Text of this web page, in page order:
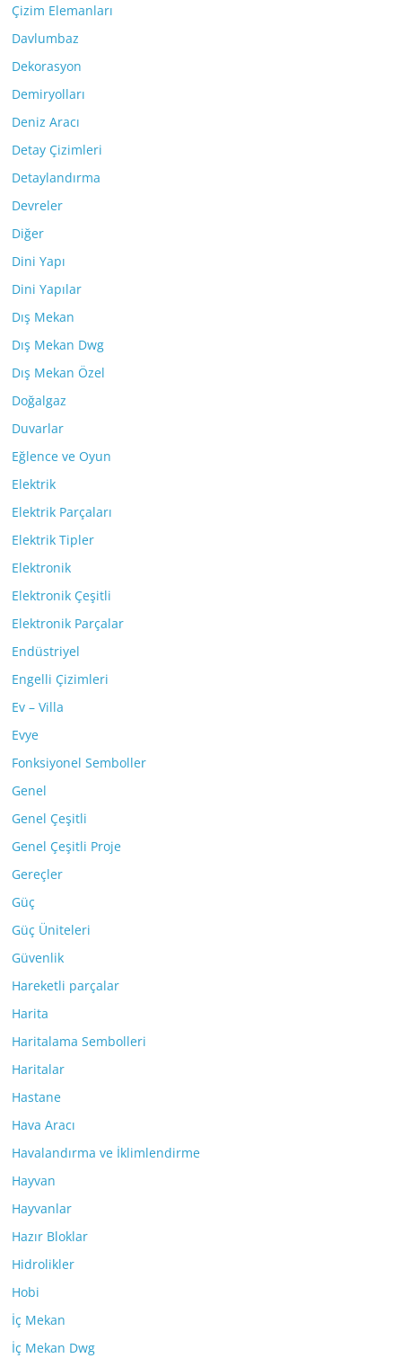
Çizim Elemanları
Davlumbaz
Dekorasyon
Demiryolları
Deniz Aracı
Detay Çizimleri
Detaylandırma
Devreler
Diğer
Dini Yapı
Dini Yapılar
Dış Mekan
Dış Mekan Dwg
Dış Mekan Özel
Doğalgaz
Duvarlar
Eğlence ve Oyun
Elektrik
Elektrik Parçaları
Elektrik Tipler
Elektronik
Elektronik Çeşitli
Elektronik Parçalar
Endüstriyel
Engelli Çizimleri
Ev – Villa
Evye
Fonksiyonel Semboller
Genel
Genel Çeşitli
Genel Çeşitli Proje
Gereçler
Güç
Güç Üniteleri
Güvenlik
Hareketli parçalar
Harita
Haritalama Sembolleri
Haritalar
Hastane
Hava Aracı
Havalandırma ve İklimlendirme
Hayvan
Hayvanlar
Hazır Bloklar
Hidrolikler
Hobi
İç Mekan
İç Mekan Dwg